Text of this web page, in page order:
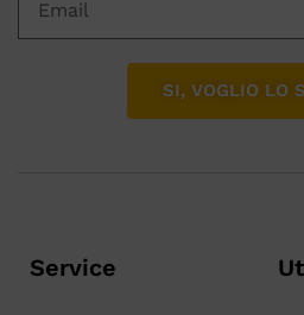
SI, VOGLIO LO
Service